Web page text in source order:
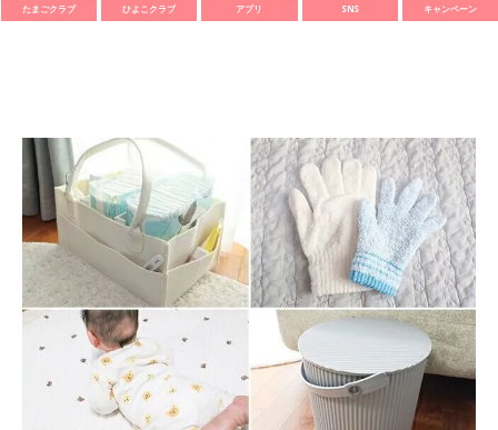
たまごクラブ ひよこクラブ アプリ SNS キャンペーン